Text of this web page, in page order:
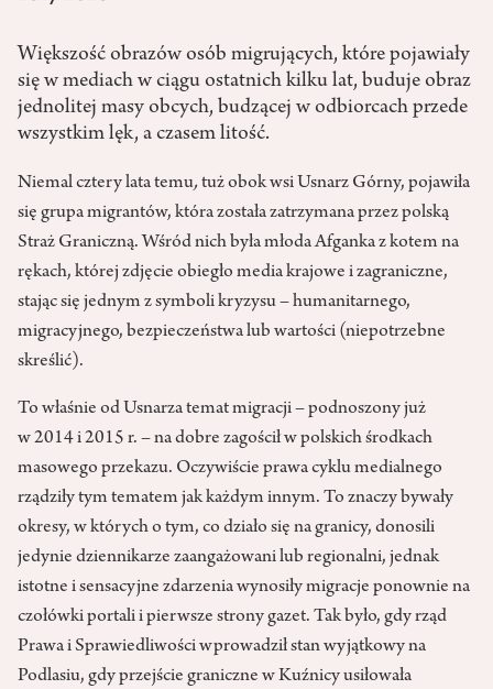
Większość obrazów osób migrujących, które pojawiały
się w mediach w ciągu ostatnich kilku lat, buduje obraz
jednolitej masy obcych, budzącej w odbiorcach przede
wszystkim lęk, a czasem litość.
Niemal cztery lata temu, tuż obok wsi Usnarz Górny, pojawiła
się grupa migrantów, która została zatrzymana przez polską
Straż Graniczną. Wśród nich była młoda Afganka z kotem na
rękach, której zdjęcie obiegło media krajowe i zagraniczne,
stając się jednym z symboli kryzysu – humanitarnego,
migracyjnego, bezpieczeństwa lub wartości (niepotrzebne
skreślić).
To właśnie od Usnarza temat migracji – podnoszony już
w 2014 i 2015 r. – na dobre zagościł w polskich środkach
masowego przekazu. Oczywiście prawa cyklu medialnego
rządziły tym tematem jak każdym innym. To znaczy bywały
okresy, w których o tym, co działo się na granicy, donosili
jedynie dziennikarze zaangażowani lub regionalni, jednak
istotne i sensacyjne zdarzenia wynosiły migracje ponownie na
czołówki portali i pierwsze strony gazet. Tak było, gdy rząd
Prawa i Sprawiedliwości wprowadził stan wyjątkowy na
Podlasiu, gdy przejście graniczne w Kuźnicy usiłowała